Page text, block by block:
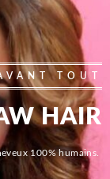
TOUT
HAIR
100% humains.